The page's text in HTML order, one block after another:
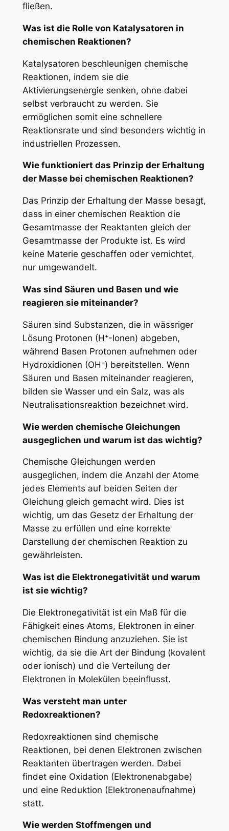
fließen.
Was ist die Rolle von Katalysatoren in
chemischen Reaktionen?
Katalysatoren beschleunigen chemische
Reaktionen, indem sie die
Aktivierungsenergie senken, ohne dabei
selbst verbraucht zu werden. Sie
ermöglichen somit eine schnellere
Reaktionsrate und sind besonders wichtig in
industriellen Prozessen.
Wie funktioniert das Prinzip der Erhaltung
der Masse bei chemischen Reaktionen?
Das Prinzip der Erhaltung der Masse besagt,
dass in einer chemischen Reaktion die
Gesamtmasse der Reaktanten gleich der
Gesamtmasse der Produkte ist. Es wird
keine Materie geschaffen oder vernichtet,
nur umgewandelt.
Was sind Säuren und Basen und wie
reagieren sie miteinander?
Säuren sind Substanzen, die in wässriger
Lösung Protonen (H⁺-Ionen) abgeben,
während Basen Protonen aufnehmen oder
Hydroxidionen (OH⁻) bereitstellen. Wenn
Säuren und Basen miteinander reagieren,
bilden sie Wasser und ein Salz, was als
Neutralisationsreaktion bezeichnet wird.
Wie werden chemische Gleichungen
ausgeglichen und warum ist das wichtig?
Chemische Gleichungen werden
ausgeglichen, indem die Anzahl der Atome
jedes Elements auf beiden Seiten der
Gleichung gleich gemacht wird. Dies ist
wichtig, um das Gesetz der Erhaltung der
Masse zu erfüllen und eine korrekte
Darstellung der chemischen Reaktion zu
gewährleisten.
Was ist die Elektronegativität und warum
ist sie wichtig?
Die Elektronegativität ist ein Maß für die
Fähigkeit eines Atoms, Elektronen in einer
chemischen Bindung anzuziehen. Sie ist
wichtig, da sie die Art der Bindung (kovalent
oder ionisch) und die Verteilung der
Elektronen in Molekülen beeinflusst.
Was versteht man unter
Redoxreaktionen?
Redoxreaktionen sind chemische
Reaktionen, bei denen Elektronen zwischen
Reaktanten übertragen werden. Dabei
findet eine Oxidation (Elektronenabgabe)
und eine Reduktion (Elektronenaufnahme)
statt.
Wie werden Stoffmengen und